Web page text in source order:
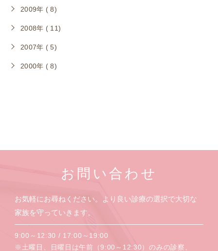
2009年 ( 8)
2008年 ( 11)
2007年 ( 5)
2000年 ( 8)
お問い合わせ
お気軽にお尋ねください。より良い診療の選択で大切な
家族を守っていきます。
9:00～12:30 / 17:00～19:00
※土曜日、日曜日は午前（9:00～12:30）のみの診察、